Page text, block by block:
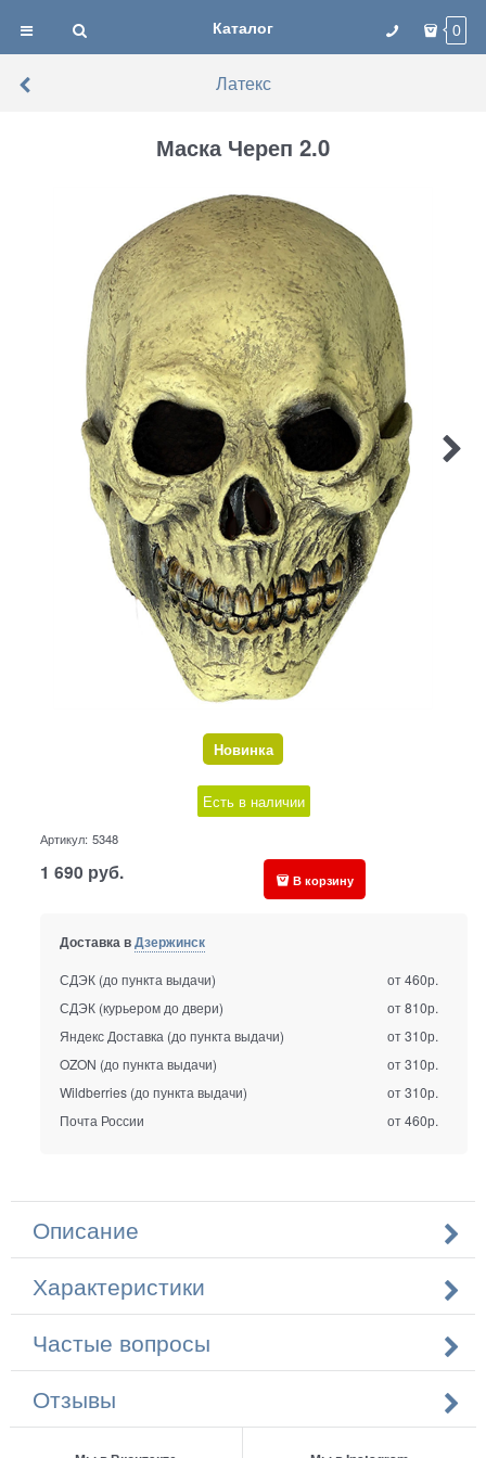
Каталог 0
Латекс
Маска Череп 2.0
Новинка
Есть в наличии
Артикул: 5348
1 690 руб. В корзину
Доставка вДзержинск
СДЭК (до пункта выдачи)
от 460р.
СДЭК (курьером до двери)
от 810р.
Яндекс Доставка (до пункта выдачи)
от 310р.
OZON (до пункта выдачи)
от 310р.
Wildberries (до пункта выдачи)
от 310р.
Почта России
от 460р.
Описание
Характеристики
Частые вопросы
Отзывы